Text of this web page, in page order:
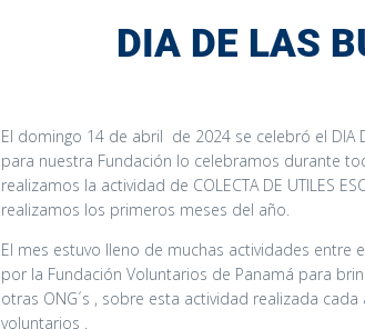
DIA DE LAS
El domingo 14 de abril de 2024 se celebró el DIA
para nuestra Fundación lo celebramos durante
realizamos la actividad de COLECTA DE UTILES
realizamos los primeros meses del año.
El mes estuvo lleno de muchas actividades entre
por la Fundación Voluntarios de Panamá para
otras ONG´s , sobre esta actividad realizada
voluntarios .